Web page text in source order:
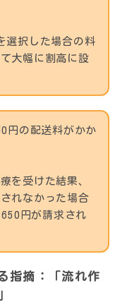
選択した場合の料
大幅に割高に設
円の配送料がかか
を受けた結果、
れなかった場合
円が請求され
指摘：「流れ作